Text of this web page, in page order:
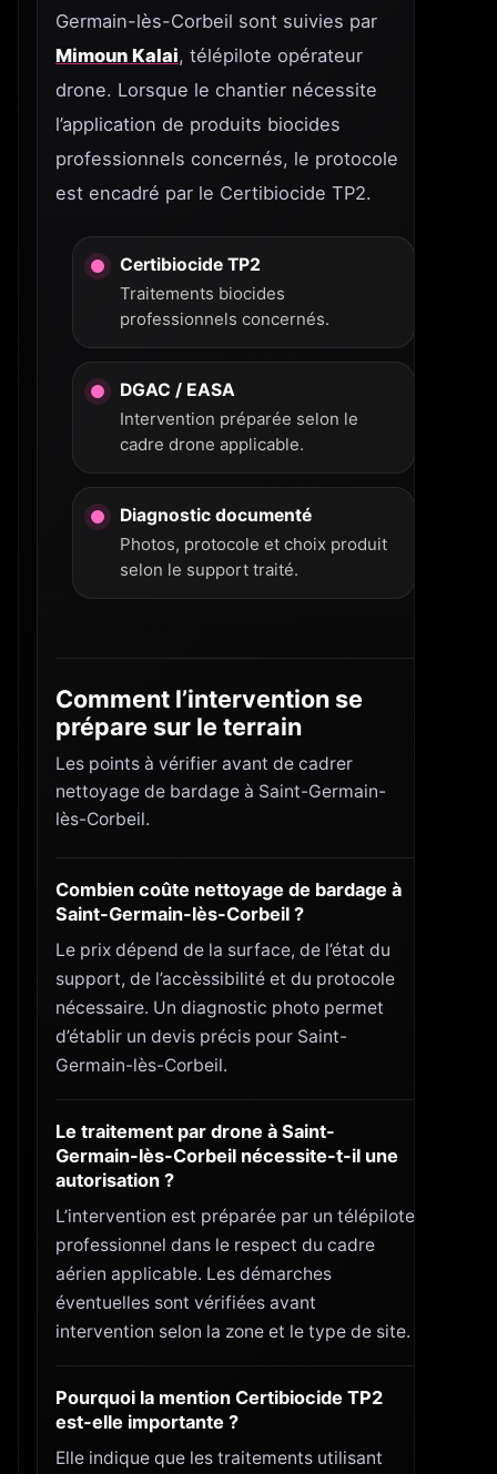
Germain-lès-Corbeil sont suivies par
Mimoun Kalai, télépilote opérateur
drone. Lorsque le chantier nécessite
l’application de produits biocides
professionnels concernés, le protocole
est encadré par le Certibiocide TP2.
Certibiocide TP2
Traitements biocides
professionnels concernés.
DGAC / EASA
Intervention préparée selon le
cadre drone applicable.
Diagnostic documenté
Photos, protocole et choix produit
selon le support traité.
Comment l’intervention se
prépare sur le terrain
Les points à vérifier avant de cadrer
nettoyage de bardage à Saint-Germain-
lès-Corbeil.
Combien coûte nettoyage de bardage à
Saint-Germain-lès-Corbeil ?
Le prix dépend de la surface, de l’état du
support, de l’accèssibilité et du protocole
nécessaire. Un diagnostic photo permet
d’établir un devis précis pour Saint-
Germain-lès-Corbeil.
Le traitement par drone à Saint-
Germain-lès-Corbeil nécessite-t-il une
autorisation ?
L’intervention est préparée par un télépilote
professionnel dans le respect du cadre
aérien applicable. Les démarches
éventuelles sont vérifiées avant
intervention selon la zone et le type de site.
Pourquoi la mention Certibiocide TP2
est-elle importante ?
Elle indique que les traitements utilisant